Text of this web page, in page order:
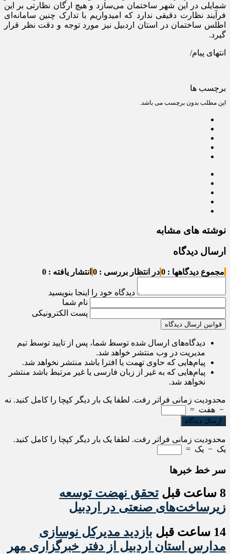
شمایلی در این شهر ساختمان می‌سازد و هیچ ارگان نظارتی بر این
فرآیند نظارت دقیقی ندارد که امیدواریم با تدارک چنین سامانه‌ای
اطلس ساختمان در استان اردبیل نیز مورد توجه و دقت نظر قرار
گیرد.
انتهای پیام/
برچسب ها
این مطلب بدون برچسب می باشد.
نوشته های مشابه
ارسال دیدگاه
مجموع دیدگاهها : 0 در انتظار بررسی : 0 انتشار یافته : 0
دیدگاه خود را اینجا بنویسید
نام شما
پست الکترونیکی
قوانین ارسال دیدگاه
دیدگاه‌های ارسال شده توسط شما، پس از تایید توسط تیم
مدیریت در وب منتشر خواهد شد.
پیام‌هایی که حاوی تهمت یا افترا باشد منتشر نخواهد شد.
پیام‌هایی که به غیر از زبان فارسی یا غیر مرتبط باشد منتشر
نخواهد شد.
محدودیت زمانی فراتر رفت. لطفا یک بار دیگر کپچا را کامل کنید. نه
− هفت =
محدودیت زمانی فراتر رفت. لطفا یک بار دیگر کپچا را کامل کنید.
یک − یک =
سر خط خبرها
8 ساعت قبل
تحقق نهضت توسعه
زیرساخت‌های صنعتی در اردبیل
14 ساعت قبل
بازدید مدیرکل نوسازی
مدارس استان اردبیل از دفتر خبرگزاری مهر